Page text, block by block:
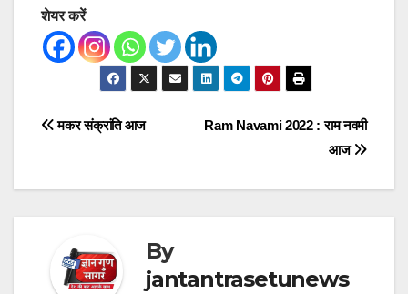
शेयर करें
Post
Ram Navami 2022 : राम नवमी
आज
मकर संक्रांति आज
By
jantantrasetunews